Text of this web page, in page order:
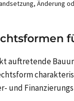
Änderung
auftretende
und